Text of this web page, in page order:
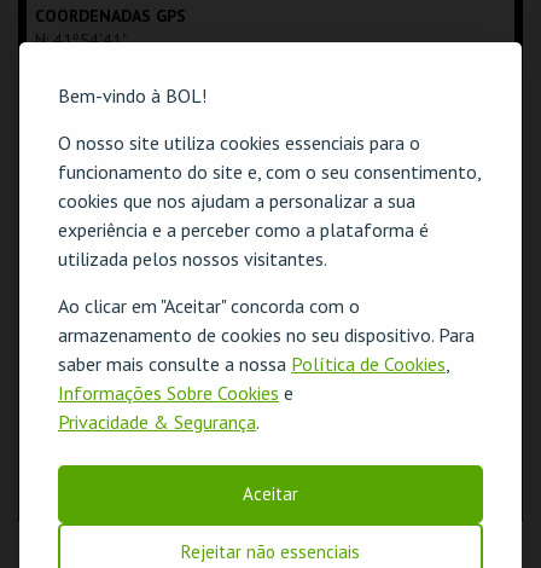
Bem-vindo à BOL!
O nosso site utiliza cookies essenciais para o
funcionamento do site e, com o seu consentimento,
cookies que nos ajudam a personalizar a sua
experiência e a perceber como a plataforma é
utilizada pelos nossos visitantes.
Ao clicar em "Aceitar" concorda com o
armazenamento de cookies no seu dispositivo. Para
saber mais consulte a nossa Política de Cookies,
Informações Sobre Cookies e
Privacidade & Segurança.
Aceitar
Rejeitar não essenciais
COORDENADAS GPS
N: 41º54'41"
O evento escolhido não está disponível
OK